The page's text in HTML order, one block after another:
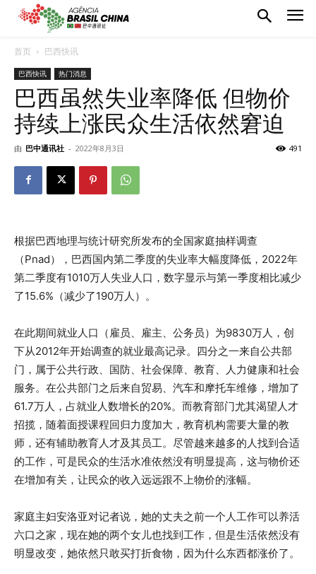
首页 巴西快讯
巴西快讯 热门消息
巴西虽然失业率降低 但物价
持续上涨民众生活依然窘迫
由 巴中通讯社 - 2022年8月3日 491
根据巴西地理与统计研究所发布的全国家庭抽样调查
（Pnad），巴西国内第二季度的失业率大幅度降低，2022年
第二季度有1010万人失业人口，数字显示与第一季度相比减少
了15.6%（减少了190万人）。
在此期间就业人口（雇员、雇主、公务员）为9830万人，创
下从2012年开始调查的就业最高记录。四分之一来自公共部
门，属于公共行政、国防、社会保障、教育、人力健康和社会
服务。在公共部门之后来自贸易、汽车和摩托车维修，增加了
61.7万人，占就业人数增长的20%。而教育部门尤其渴望人才
招揽，随着面授课程回归力度加大，教育机构需要大量的教
师，还有辅助教育人才及其员工。尽管越来越多的人找到合适
的工作，可是民众的生活水准依然没有明显提高，这与物价还
在增加有关，让民众的收入远远跟不上物价的涨幅。
家庭主妇安洛亚对记者说，她的丈夫之前一个人工作可以养活
六口之家，现在她的两个女儿也找到工作，但是生活依然没有
明显改变，她依然只敢买打折食物，因为什么东西都涨价了。